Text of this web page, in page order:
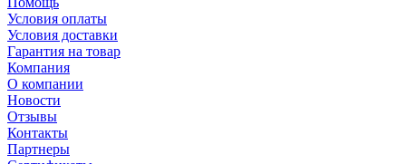
Условия оплаты
Условия доставки
Гарантия на товар
Компания
О компании
Новости
Отзывы
Контакты
Партнеры